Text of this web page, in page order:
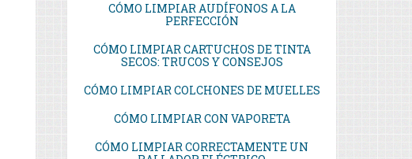
CÓMO LIMPIAR AUDÍFONOS A LA
PERFECCIÓN
CÓMO LIMPIAR CARTUCHOS DE TINTA
SECOS: TRUCOS Y CONSEJOS
CÓMO LIMPIAR COLCHONES DE MUELLES
CÓMO LIMPIAR CON VAPORETA
CÓMO LIMPIAR CORRECTAMENTE UN